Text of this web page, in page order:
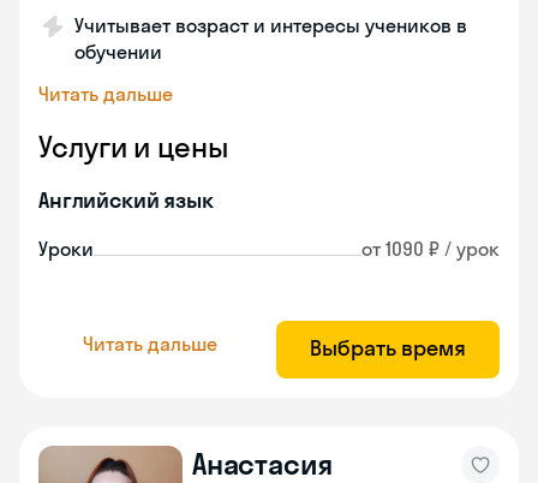
Учитывает возраст и интересы учеников в
обучении
Читать дальше
Услуги и цены
Английский язык
Уроки от 1090 ₽ / урок
Читать дальше Выбрать время
Анастасия